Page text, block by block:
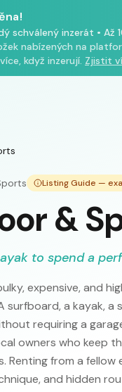
schválený inzerát • Až
nabízených na
když inzerují. Zjistit
Listing Guide —
&
to spend a
expensive, and
surfboard, a kayak,
requiring a
owners who keep
Renting from a
and hidden